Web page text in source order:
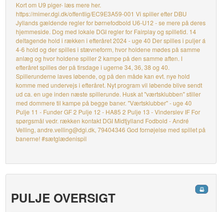
Kort om U9 piger- læs mere her.
https://mimer.dgi.dk/offentlig/EC9E3A59-001 Vi spiller efter DBU
Jyllands gældende regler for børnefodbold U6-U12 - se mere på deres
hjemmeside. Dog med lokale DGI regler for Fairplay og spilletid. 14
deltagende hold i rækken i efteråret 2024 - uge 40 Der spilles i puljer á
4-6 hold og der spilles i stævneform, hvor holdene mødes på samme
anlæg og hvor holdene spiller 2 kampe på den samme aften. I
efteråret spilles der på tirsdage i ugerne 34, 36, 38 og 40.
Spillerunderne laves løbende, og på den måde kan evt. nye hold
komme med undervejs i efteråret. Nyt program vil løbende blive sendt
ud ca. en uge inden næste spillerunde. Husk at "værtsklubben" stiller
med dommere til kampe på begge baner. "Værtsklubber" - uge 40
Pulje 11 - Funder GF 2 Pulje 12 - HA85 2 Pulje 13 - Vinderslev IF For
spørgsmål vedr. rækken kontakt DGI Midtjylland Fodbold - André
Velling, andre.velling@dgi.dk, 79404346 God fornøjelse med spillet på
banerne! #sætglædenispil
PULJE OVERSIGT